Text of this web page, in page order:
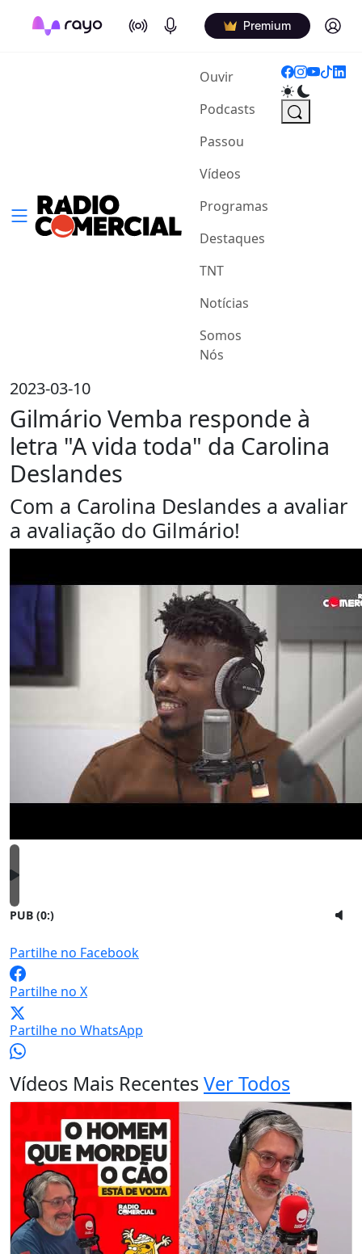
On Air Podcasts Premium Log in
Ouvir(current)
Podcasts
Passou
Vídeos
Programas
Destaques
TNT
Notícias
Somos
Nós
2023-03-10
Gilmário Vemba responde à
letra "A vida toda" da Carolina
Deslandes
Com a Carolina Deslandes a avaliar
a avaliação do Gilmário!
PUB (0:)
Partilhe no Facebook
Partilhe no X
Partilhe no WhatsApp
Vídeos Mais RecentesVer Todos